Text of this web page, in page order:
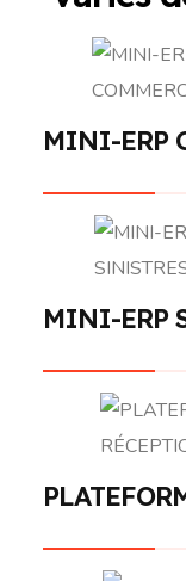
MINI-ERP
MINI-ERP